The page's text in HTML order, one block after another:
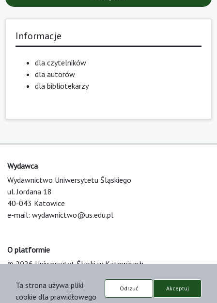
Informacje
dla czytelników
dla autorów
dla bibliotekarzy
Wydawca
Wydawnictwo Uniwersytetu Śląskiego
ul. Jordana 18
40-043 Katowice
e-mail: wydawnictwo@us.edu.pl
O platformie
© 2026 Uniwersytet Śląski w Katowicach
Platform & Workflow by OJS/PKP
Ta strona używa pliki
cookie dla prawidłowego
Odrzuć Akceptuj